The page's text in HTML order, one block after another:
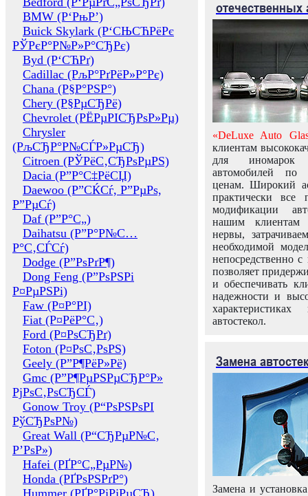
BMW (Р‘РњР’)
Buick Skylark (Р‘СЊСЋРёРє
РЎРєР°Р№Р»Р°СЂРє)
Byd (Р‘СЋРґ)
Cadillac (РљР°РґРёР»Р°Рє)
Chana (Р§Р°РЅР°)
Chery (Р§РµСЂРё)
Chevrolet (РЁРµРІСЂРѕР»Рµ)
Chrysler
(РљСЂР°Р№СЃР»РµСЂ)
Citroen (РЎРёС‚СЂРѕРµРЅ)
Dacia (Р”Р°С‡РёСЏ)
Daewoo (Р”СЌСѓ, Р”РµРѕ,
Р”РµСѓ)
Daf (Р”Р°С„)
Daihatsu (Р”Р°Р№С…
Р°С‚СЃСѓ)
Dodge (Р”РѕРґР¶)
Dong Feng (Р”РѕРЅРі
Р¤РµРЅРі)
Faw (Р¤Р°РІ)
Fiat (Р¤РёР°С‚)
Ford (Р¤РѕСЂРґ)
Foton (Р¤РѕС‚РѕРЅ)
Geely (Р”Р¶РёР»Рё)
Gmc (Р”Р¶РµРЅРµСЂР°Р»
РјРѕС‚РѕСЂСЃ)
Gonow Troy (Р“РѕРЅРѕРІ
РўСЂРѕР№)
Great Wall (Р“СЂРµР№С‚
Р’РѕР»)
Hafei (РҐР°С„РµР№)
Honda (РҐРѕРЅРґР°)
Hummer (РҐР°РјРјРµСЂ)
отечественных
«DeLuxe Auto
клиентам
для иномарок
автомобилей
ценам. Широкий
практически все
модификации
нашим клиентам
нервы,
необходимой
непосредственно
позволяет
и обеспечивать
надежности и
автостекол.
Замена
Замена и